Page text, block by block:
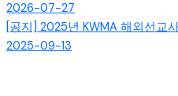
2026-07-27
[공지] 2025년 KWMA 해외선교
2025-09-13